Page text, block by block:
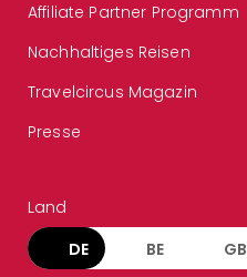
Affiliate Partner Programm
Nachhaltiges Reisen
Travelcircus Magazin
Presse
Land
DE BE GB